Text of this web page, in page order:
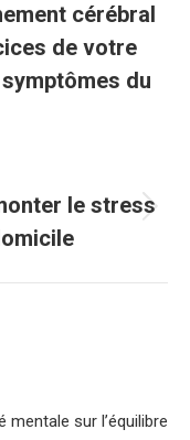
cérébral
de votre
du
le stress
mentale sur l’équilibre